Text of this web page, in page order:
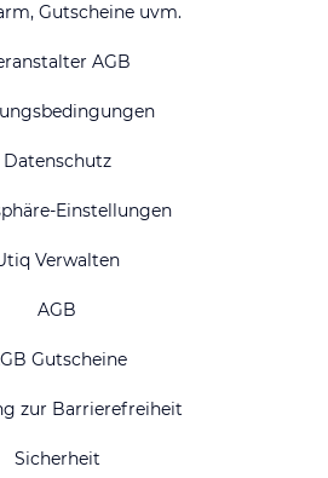
Gutscheine uvm.
AGB
Datenschutz
Einstellungen
Verwalten
AGB
Gutscheine
zur Barrierefreiheit
Sicherheit